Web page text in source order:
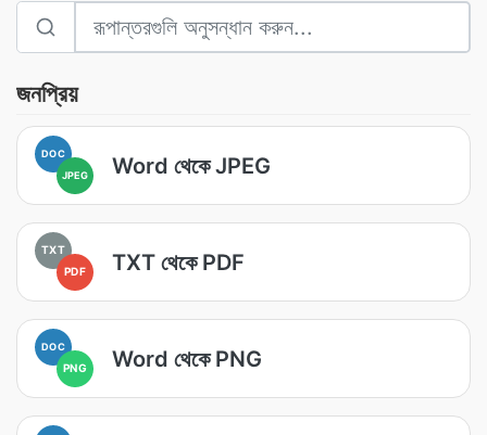
জনপ্রিয়
DOC
JPEG
Word থেকে JPEG
TXT
PDF
TXT থেকে PDF
DOC
PNG Word থেকে PNG